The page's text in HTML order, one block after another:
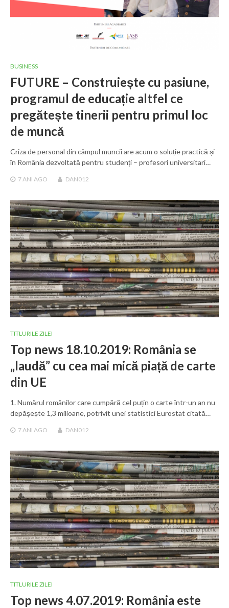
BUSINESS
FUTURE – Construiește cu pasiune,
programul de educație altfel ce
pregătește tinerii pentru primul loc
de muncă
Criza de personal din câmpul muncii are acum o soluție practică și
în România dezvoltată pentru studenți – profesori universitari…
7 ANI AGO DAN012
TITLURILE ZILEI
Top news 18.10.2019: România se
„laudă” cu cea mai mică piață de carte
din UE
1. Numărul românilor care cumpără cel puțin o carte într-un an nu
depășește 1,3 milioane, potrivit unei statistici Eurostat citată…
7 ANI AGO DAN012
TITLURILE ZILEI
Top news 4.07.2019: România este